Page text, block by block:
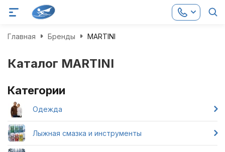
Главная Бренды MARTINI
Каталог MARTINI
Категории
Одежда
Лыжная смазка и инструменты